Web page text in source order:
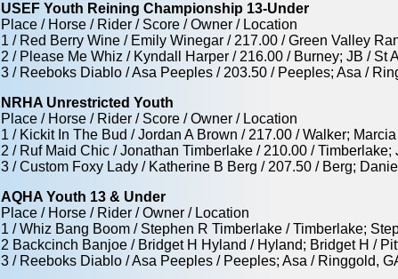
USEF Youth Reining Championship 13-Under
Place / Horse / Rider / Score / Owner / Location
1 / Red Berry Wine / Emily Winegar / 217.00 / Green Valley
2 / Please Me Whiz / Kyndall Harper / 216.00 / Burney; JB / St
3 / Reeboks Diablo / Asa Peeples / 203.50 / Peeples; Asa /
NRHA Unrestricted Youth
Place / Horse / Rider / Score / Owner / Location
1 / Kickit In The Bud / Jordan A Brown / 217.00 / Walker;
2 / Ruf Maid Chic / Jonathan Timberlake / 210.00 / Timberlake;
3 / Custom Foxy Lady / Katherine B Berg / 207.50 / Berg;
AQHA Youth 13 & Under
Place / Horse / Rider / Owner / Location
1 / Whiz Bang Boom / Stephen R Timberlake / Timberlake;
2 Backcinch Banjoe / Bridget H Hyland / Hyland; Bridget H /
3 / Reeboks Diablo / Asa Peeples / Peeples; Asa / Ringgold,